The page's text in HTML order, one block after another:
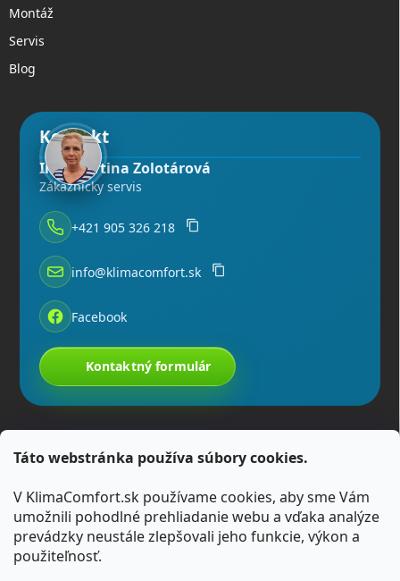
Táto webstránka používa súbory cookies.
V KlimaComfort.sk používame cookies, aby sme Vám
umožnili pohodlné prehliadanie webu a vďaka analýze
prevádzky neustále zlepšovali jeho funkcie, výkon a
použiteľnosť.
Montáž
Servis
Blog
Kontakt
Ing. Martina Zolotárová
Zákaznícky servis
+421 905 326 218
info@klimacomfort.sk
Facebook
Kontaktný formulár